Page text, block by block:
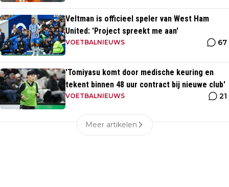
Veltman is officieel speler van West Ham
United: 'Project spreekt me aan'
VOETBALNIEUWS 67
'Tomiyasu komt door medische keuring en
tekent binnen 48 uur contract bij nieuwe club'
VOETBALNIEUWS 21
Meer artikelen